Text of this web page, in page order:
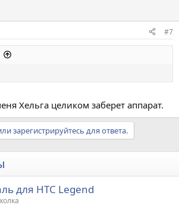
#7
Хельга целиком заберет аппарат.
зарегистрируйтесь для ответа.
для HTC Legend